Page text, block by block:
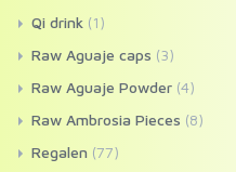
Qi drink (1)
Raw Aguaje caps (3)
Raw Aguaje Powder (4)
Raw Ambrosia Pieces (8)
Regalen (77)